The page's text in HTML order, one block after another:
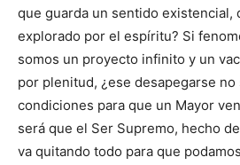
que guarda un sentido existencial,
explorado por el espíritu? Si
somos un proyecto infinito y un
por plenitud, ¿ese desapegarse
condiciones para que un Mayor
será que el Ser Supremo, hecho
va quitando todo para que